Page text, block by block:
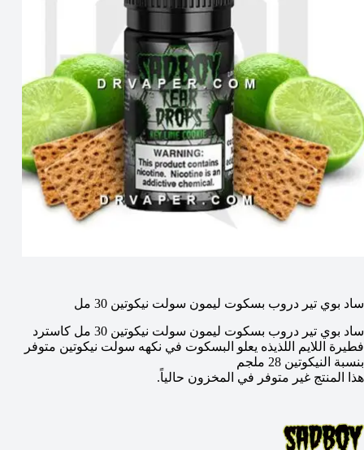
ساد بوي تير دروب بسكوت ليمون سولت نيكوتين 30 مل
ساد بوي تير دروب بسكوت ليمون سولت نيكوتين 30 مل كاسترد
فطيرة اللايم اللذيذه يعلو البسكوت في نكهه سولت نيكوتين متوفر
بنسبة النيكوتين 28 ملجم
هذا المنتج غير متوفر في المخزون حالياً.